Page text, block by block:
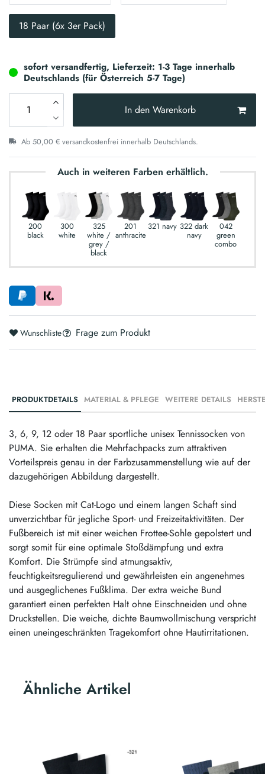
18 Paar (6x 3er Pack)
sofort versandfertig, Lieferzeit: 1-3 Tage innerhalb
Deutschlands (für Österreich 5-7 Tage)
In den Warenkorb
Ab 50,00 € versandkostenfrei innerhalb Deutschlands.
Auch in weiteren Farben erhältlich.
200
black
300
white
325
white /
grey /
black
201
anthracite
321 navy 322 dark
navy
042
green
combo
Wunschliste Frage zum Produkt
PRODUKTDETAILS MATERIAL & PFLEGE WEITERE DETAILS
3, 6, 9, 12 oder 18 Paar sportliche unisex Tennissocken von
PUMA. Sie erhalten die Mehrfachpacks zum attraktiven
Vorteilspreis genau in der Farbzusammenstellung wie auf der
dazugehörigen Abbildung dargestellt.
Diese Socken mit Cat-Logo und einem langen Schaft sind
unverzichtbar für jegliche Sport- und Freizeitaktivitäten. Der
Fußbereich ist mit einer weichen Frottee-Sohle gepolstert und
sorgt somit für eine optimale Stoßdämpfung und extra
Komfort. Die Strümpfe sind atmungsaktiv,
feuchtigkeitsregulierend und gewährleisten ein angenehmes
und ausgeglichenes Fußklima. Der extra weiche Bund
garantiert einen perfekten Halt ohne Einschneiden und ohne
Druckstellen. Die weiche, dichte Baumwollmischung verspricht
einen uneingeschränkten Tragekomfort ohne Hautirritationen.
Ähnliche Artikel